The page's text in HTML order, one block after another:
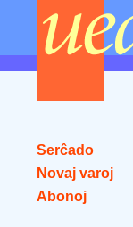
Serĉado
Novaj varoj
Abonoj